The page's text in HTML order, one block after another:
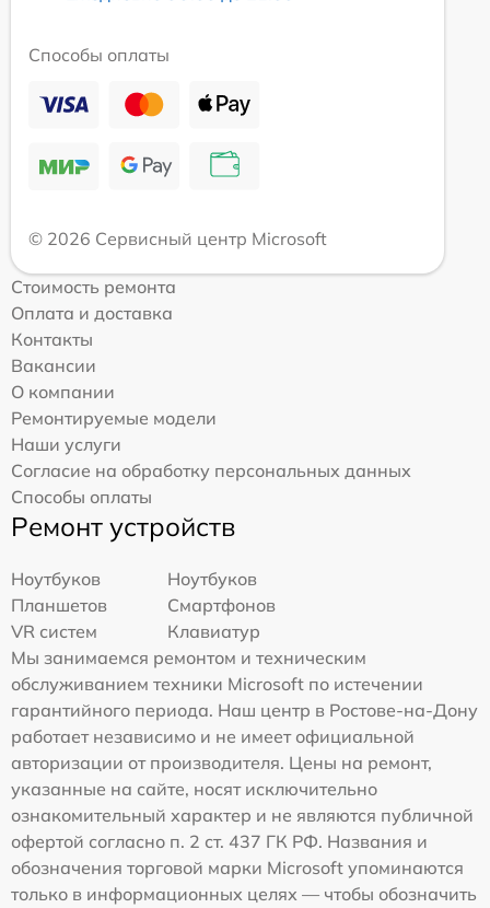
Способы оплаты
© 2026 Сервисный центр Microsoft
Стоимость ремонта
Оплата и доставка
Контакты
Вакансии
О компании
Ремонтируемые модели
Наши услуги
Согласие на обработку персональных данных
Способы оплаты
Ремонт устройств
Ноутбуков
Ноутбуков
Планшетов
Смартфонов
VR систем
Клавиатур
Мы занимаемся ремонтом и техническим
обслуживанием техники Microsoft по истечении
гарантийного периода. Наш центр в Ростове-на-Дону
работает независимо и не имеет официальной
авторизации от производителя. Цены на ремонт,
указанные на сайте, носят исключительно
ознакомительный характер и не являются публичной
офертой согласно п. 2 ст. 437 ГК РФ. Названия и
обозначения торговой марки Microsoft упоминаются
только в информационных целях — чтобы обозначить